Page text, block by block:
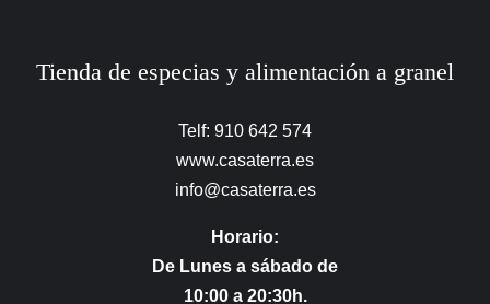
Tienda de especias y alimentación a granel
Telf: 910 642 574
www.casaterra.es
info@casaterra.es
Horario:
De Lunes a sábado de
10:00 a 20:30h.